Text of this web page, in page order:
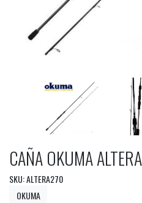
CAÑA OKUMA
SKU: ALTERA270
OKUMA